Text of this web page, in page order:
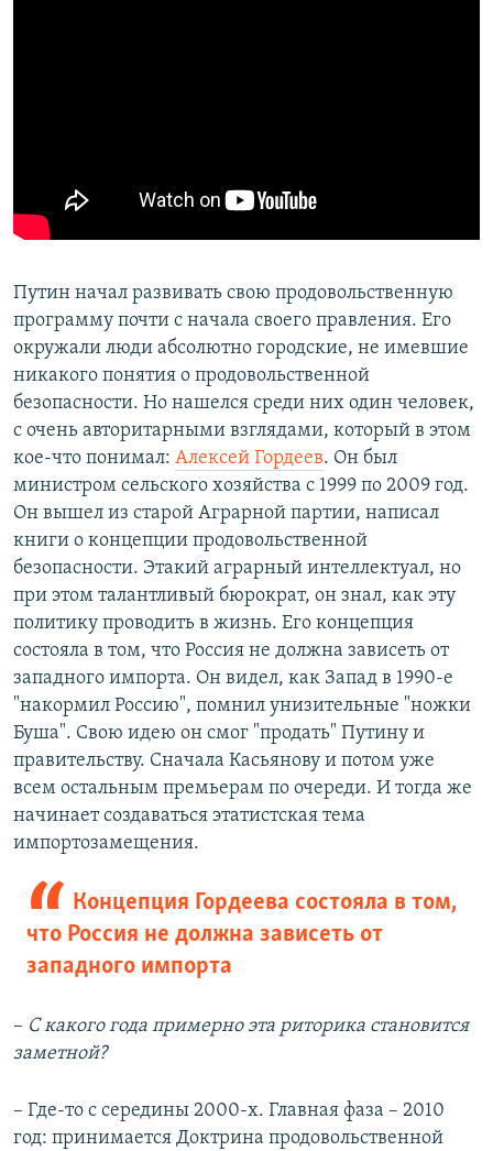
Путин начал развивать свою продовольственную
программу почти с начала своего правления. Его
окружали люди абсолютно городские, не имевшие
никакого понятия о продовольственной
безопасности. Но нашелся среди них один человек,
с очень авторитарными взглядами, который в этом
кое-что понимал: Алексей Гордеев. Он был
министром сельского хозяйства с 1999 по 2009 год.
Он вышел из старой Аграрной партии, написал
книги о концепции продовольственной
безопасности. Этакий аграрный интеллектуал, но
при этом талантливый бюрократ, он знал, как эту
политику проводить в жизнь. Его концепция
состояла в том, что Россия не должна зависеть от
западного импорта. Он видел, как Запад в 1990-е
"накормил Россию", помнил унизительные "ножки
Буша". Свою идею он смог "продать" Путину и
правительству. Сначала Касьянову и потом уже
всем остальным премьерам по очереди. И тогда же
начинает создаваться этатистская тема
импортозамещения.
Концепция Гордеева состояла в том,
что Россия не должна зависеть от
западного импорта
– С какого года примерно эта риторика становится
заметной?
– Где-то с середины 2000-х. Главная фаза – 2010
год: принимается Доктрина продовольственной